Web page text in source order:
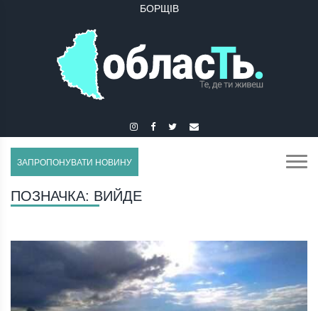
БОРЩІВ
ЗАПРОПОНУВАТИ НОВИНУ
ПОЗНАЧКА: ВИЙДЕ